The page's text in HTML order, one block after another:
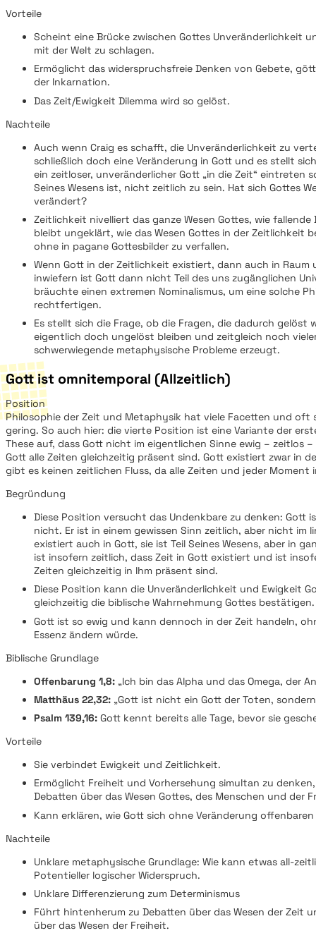
Vorteile
Scheint eine Brücke zwischen Gottes Unveränderlichkeit
mit der Welt zu schlagen.
Ermöglicht das widerspruchsfreie Denken von Gebete,
der Inkarnation.
Das Zeit/Ewigkeit Dilemma wird so gelöst.
Nachteile
Auch wenn Craig es schafft, die Unveränderlichkeit zu
schließlich doch eine Veränderung in Gott und es stellt
ein zeitloser, unveränderlicher Gott „in die Zeit“ eintreten
Seines Wesens ist, nicht zeitlich zu sein. Hat sich Gottes
verändert?
Zeitlichkeit nivelliert das ganze Wesen Gottes, wie fallende
bleibt ungeklärt, wie das Wesen Gottes in der Zeitlichkeit
ohne in pagane Gottesbilder zu verfallen.
Wenn Gott in der Zeitlichkeit existiert, dann auch in Raum
inwiefern ist Gott dann nicht Teil des uns zugänglichen
bräuchte einen extremen Nominalismus, um eine solche
rechtfertigen.
Es stellt sich die Frage, ob die Fragen, die dadurch gelöst
eigentlich doch ungelöst bleiben und zeitgleich noch
schwerwiegende metaphysische Probleme erzeugt.
Gott ist omnitemporal (Allzeitlich)
Position
Philosophie der Zeit und Metaphysik hat viele Facetten und oft
gering. So auch hier: die vierte Position ist eine Variante der
These auf, dass Gott nicht im eigentlichen Sinne ewig – zeitlos
Gott alle Zeiten gleichzeitig präsent sind. Gott existiert zwar in
gibt es keinen zeitlichen Fluss, da alle Zeiten und jeder Moment
Begründung
Diese Position versucht das Undenkbare zu denken: Gott
nicht. Er ist in einem gewissen Sinn zeitlich, aber nicht im
existiert auch in Gott, sie ist Teil Seines Wesens, aber in
ist insofern zeitlich, dass Zeit in Gott existiert und ist
Zeiten gleichzeitig in Ihm präsent sind.
Diese Position kann die Unveränderlichkeit und Ewigkeit
gleichzeitig die biblische Wahrnehmung Gottes
Gott ist so ewig und kann dennoch in der Zeit handeln,
Essenz ändern würde.
Biblische Grundlage
Offenbarung 1,8: „Ich bin das Alpha und das Omega, der
Matthäus 22,32: „Gott ist nicht ein Gott der Toten,
Psalm 139,16: Gott kennt bereits alle Tage, bevor sie
Vorteile
Sie verbindet Ewigkeit und Zeitlichkeit.
Ermöglicht Freiheit und Vorhersehung simultan zu
Debatten über das Wesen Gottes, des Menschen und der
Kann erklären, wie Gott sich ohne Veränderung
Nachteile
Unklare metaphysische Grundlage: Wie kann etwas all-
Potentieller logischer Widerspruch.
Unklare Differenzierung zum Determinismus
Führt hintenherum zu Debatten über das Wesen der Zeit
über das Wesen der Freiheit.